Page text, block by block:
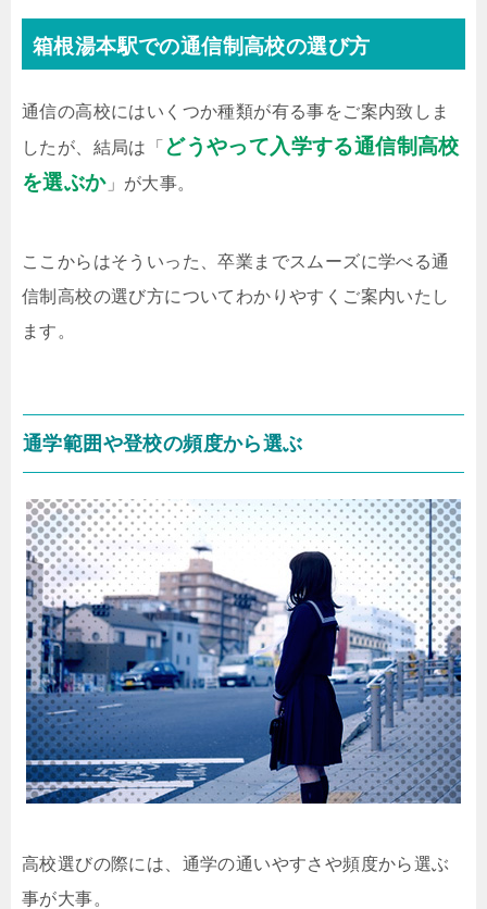
箱根湯本駅での通信制高校の選び方
通信の高校にはいくつか種類が有る事をご案内致しま
したが、結局は「 どうやって入学する通信制高校
を選ぶか」が大事。
ここからはそういった、卒業までスムーズに学べる通
信制高校の選び方についてわかりやすくご案内いたし
ます。
通学範囲や登校の頻度から選ぶ
高校選びの際には、通学の通いやすさや頻度から選ぶ
事が大事。